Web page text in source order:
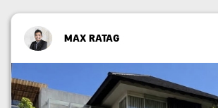
MAX RATAG